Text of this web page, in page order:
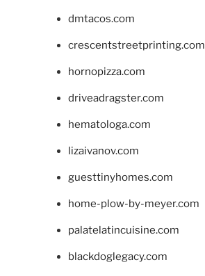
dmtacos.com
crescentstreetprinting.com
hornopizza.com
driveadragster.com
hematologa.com
lizaivanov.com
guesttinyhomes.com
home-plow-by-meyer.com
palatelatincuisine.com
blackdoglegacy.com